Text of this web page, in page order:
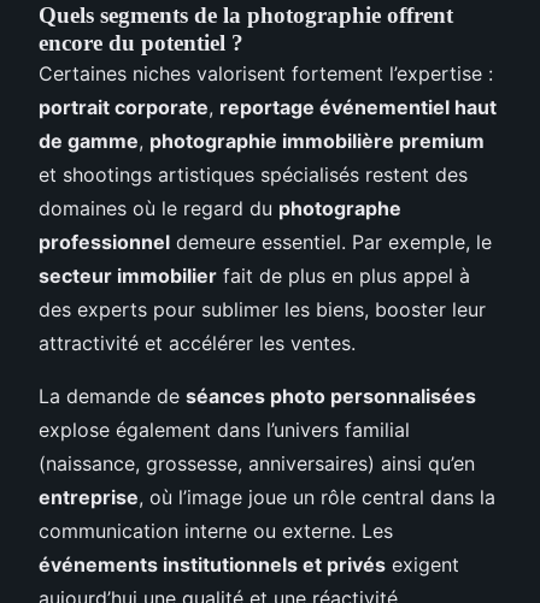
Quels segments de la photographie offrent
encore du potentiel ?
Certaines niches valorisent fortement l’expertise :
portrait corporate, reportage événementiel haut
de gamme, photographie immobilière premium
et shootings artistiques spécialisés restent des
domaines où le regard du photographe
professionnel demeure essentiel. Par exemple, le
secteur immobilier fait de plus en plus appel à
des experts pour sublimer les biens, booster leur
attractivité et accélérer les ventes.
La demande de séances photo personnalisées
explose également dans l’univers familial
(naissance, grossesse, anniversaires) ainsi qu’en
entreprise, où l’image joue un rôle central dans la
communication interne ou externe. Les
événements institutionnels et privés exigent
aujourd’hui une qualité et une réactivité